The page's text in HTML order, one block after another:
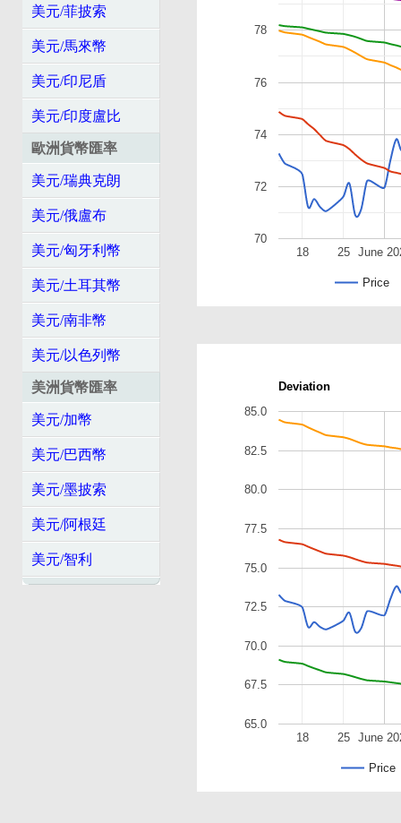
美元/菲披索
美元/馬來幣
美元/印尼盾
美元/印度盧比
歐洲貨幣匯率
美元/瑞典克朗
美元/俄盧布
美元/匈牙利幣
美元/土耳其幣
美元/南非幣
美元/以色列幣
美洲貨幣匯率
美元/加幣
美元/巴西幣
美元/墨披索
美元/阿根廷
美元/智利
Price
June
18 25
70
72
74
76
78
Deviation
Price
June
18 25
65.0
67.5
70.0
72.5
75.0
77.5
80.0
82.5
85.0